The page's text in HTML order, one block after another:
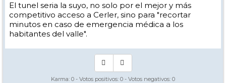
El tunel seria la suyo, no solo por el mejor y más
competitivo acceso a Cerler, sino para "recortar
minutos en caso de emergencia médica a los
habitantes del valle".
Karma: 0 - Votos positivos: 0 - Votos negativos: 0